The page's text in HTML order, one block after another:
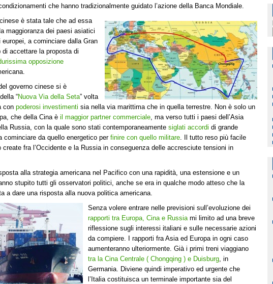
che hanno tradizionalmente guidato l’azione della Banca Mondiale.
è stata tale che ad essa
maggioranza dei paesi asiatici
a cominciare dalla Gran
accettare la proposta di
opposizione
governo cinese si è
della “Nuova Via della Seta” volta
con poderosi investimenti sia nella via marittima che in quella terrestre. Non è solo un
che della Cina è il maggior partner commerciale , ma verso tutti i paesi dell’Asia
Russia, con la quale sono stati contemporaneamente siglati accordi di grande
cominciare da quello energetico per finire con quello militare . Il tutto reso più facile
fra l’Occidente e la Russia in conseguenza delle accresciute tensioni in
alla strategia americana nel Pacifico con una rapidità, una estensione e un
stupito tutti gli osservatori politici, anche se era in qualche modo atteso che la
a dare una risposta alla nuova politica americana.
Senza volere entrare nelle previsioni sull’evoluzione dei
rapporti tra Europa, Cina e Russiami limito ad una breve
riflessione sugli interessi italiani e sulle necessarie azioni
da compiere. I rapporti fra Asia ed Europa in ogni caso
aumenteranno ulteriormente. Già i primi treni viaggiano
tra la Cina Centrale ( Chongqing ) e Duisburg, in
Germania. Diviene quindi imperativo ed urgente che
l’Italia costituisca un terminale importante sia del